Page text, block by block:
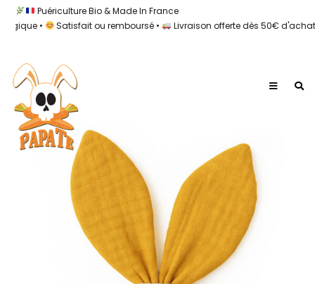
Puériculture Bio & Made In France
•
Satisfait ou remboursé • Livraison offerte dès 50€ d'achat •